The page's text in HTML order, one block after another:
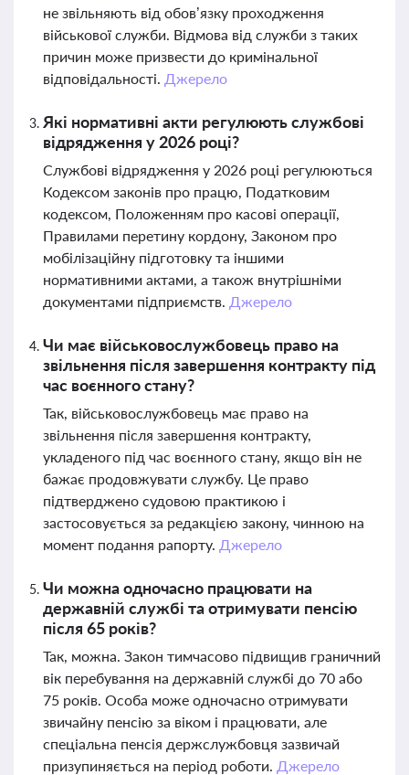
не звільняють від обов’язку проходження
військової служби. Відмова від служби з таких
причин може призвести до кримінальної
відповідальності. Джерело
Які нормативні акти регулюють службові
відрядження у 2026 році?
Службові відрядження у 2026 році регулюються
Кодексом законів про працю, Податковим
кодексом, Положенням про касові операції,
Правилами перетину кордону, Законом про
мобілізаційну підготовку та іншими
нормативними актами, а також внутрішніми
документами підприємств. Джерело
Чи має військовослужбовець право на
звільнення після завершення контракту під
час воєнного стану?
Так, військовослужбовець має право на
звільнення після завершення контракту,
укладеного під час воєнного стану, якщо він не
бажає продовжувати службу. Це право
підтверджено судовою практикою і
застосовується за редакцією закону, чинною на
момент подання рапорту. Джерело
Чи можна одночасно працювати на
державній службі та отримувати пенсію
після 65 років?
Так, можна. Закон тимчасово підвищив граничний
вік перебування на державній службі до 70 або
75 років. Особа може одночасно отримувати
звичайну пенсію за віком і працювати, але
спеціальна пенсія держслужбовця зазвичай
призупиняється на період роботи. Джерело